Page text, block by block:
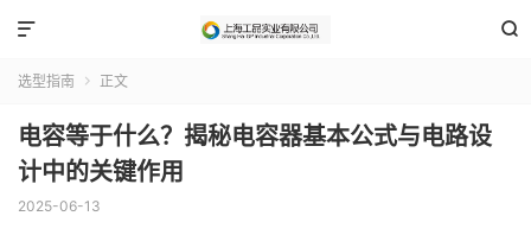


选型指南  正文
电容等于什么？揭秘电容器基本公式与电路设
计中的关键作用
2025-06-13